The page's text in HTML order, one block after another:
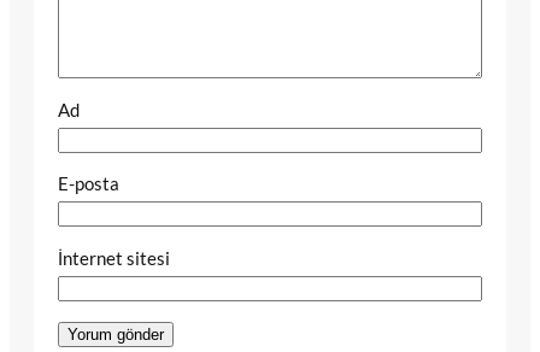
Ad
E-posta
İnternet sitesi